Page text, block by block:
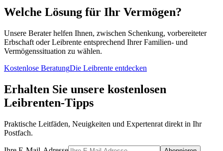
Welche Lösung für Ihr Vermögen?
Unsere Berater helfen Ihnen, zwischen Schenkung, vorbereiteter
Erbschaft oder Leibrente entsprechend Ihrer Familien- und
Vermögenssituation zu wählen.
Kostenlose BeratungDie Leibrente entdecken
Erhalten Sie unsere kostenlosen
Leibrenten-Tipps
Praktische Leitfäden, Neuigkeiten und Expertenrat direkt in Ihr
Postfach.